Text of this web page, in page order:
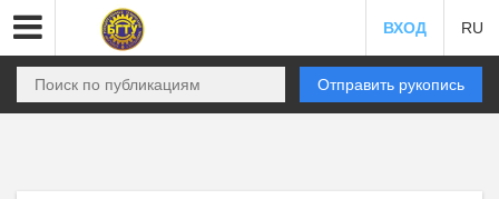
ВХОД RU
Отправить рукопись